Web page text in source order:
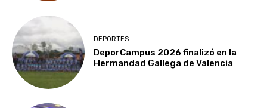
DEPORTES
DeporCampus 2026 finalizó en la
Hermandad Gallega de Valencia